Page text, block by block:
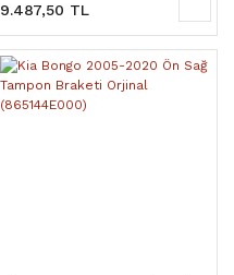
9.487,50 TL